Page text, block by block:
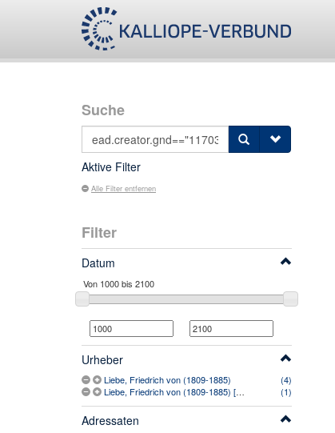
Suche
Aktive Filter
Alle Filter entfernen
Filter
Datum
Urheber
Liebe, Friedrich von (1809-1885)
(4)
Liebe, Friedrich von (1809-1885) [vermutlich]
(1)
Adressaten